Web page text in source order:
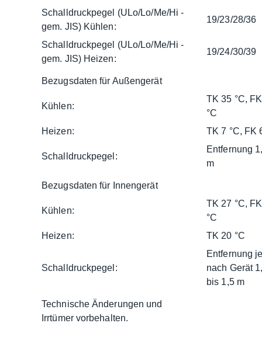
Schalldruckpegel (ULo/Lo/Me/Hi -
gem. JIS) Kühlen:
19/23/28/36
Schalldruckpegel (ULo/Lo/Me/Hi -
gem. JIS) Heizen:
19/24/30/39
Bezugsdaten für Außengerät
Kühlen:
TK 35 °C,
°C
Heizen:
TK 7 °C, FK
Schalldruckpegel:
Entfernung
m
Bezugsdaten für Innengerät
Kühlen:
TK 27 °C,
°C
Heizen:
TK 20 °C
Schalldruckpegel:
Entfernung
nach Gerät
bis 1,5 m
Technische Änderungen und
Irrtümer vorbehalten.